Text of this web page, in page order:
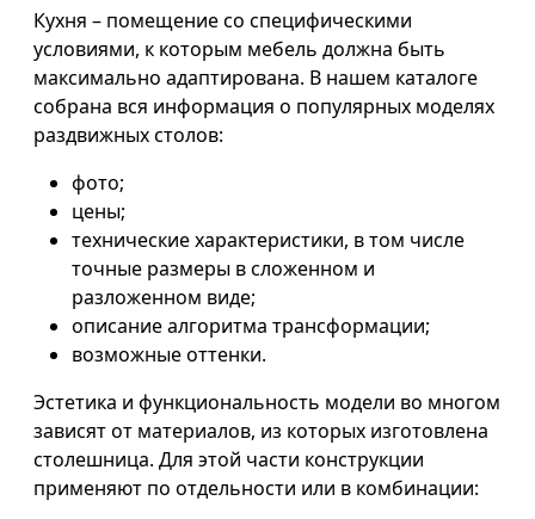
Кухня – помещение со специфическими
условиями, к которым мебель должна быть
максимально адаптирована. В нашем каталоге
собрана вся информация о популярных моделях
раздвижных столов:
фото;
цены;
технические характеристики, в том числе
точные размеры в сложенном и
разложенном виде;
описание алгоритма трансформации;
возможные оттенки.
Эстетика и функциональность модели во многом
зависят от материалов, из которых изготовлена
столешница. Для этой части конструкции
применяют по отдельности или в комбинации: